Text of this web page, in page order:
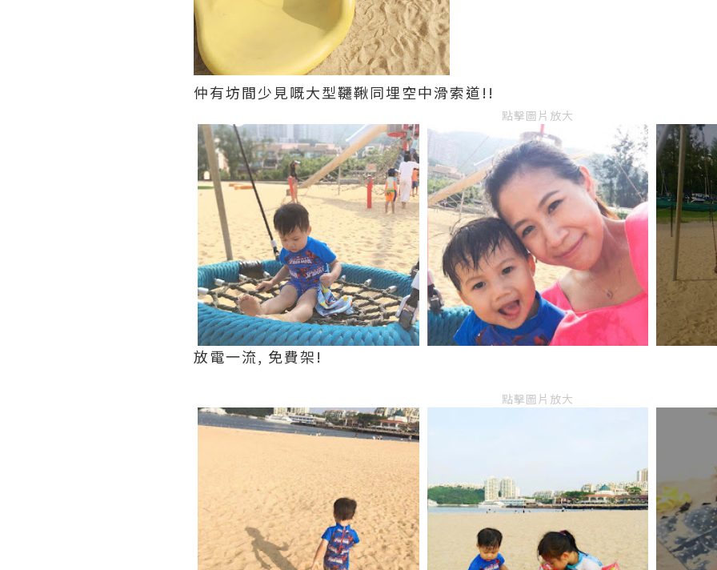
仲有坊間少見嘅大型韆鞦同埋空中滑索道!!
點擊圖片放大
放電一流, 免費架!
點擊圖片放大